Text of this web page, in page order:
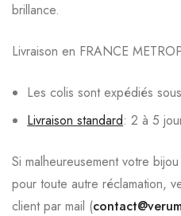
brillance.
Livraison en FRANCE
Les colis sont expédiés
Livraison standard: 2 à 5
Si malheureusement votre
pour toute autre réclamation,
client par mail (